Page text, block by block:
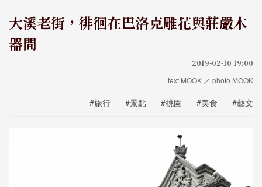
大溪老街，徘徊在巴洛克雕花與莊嚴木
器間
2019-02-10 19:00
text MOOK ／ photo MOOK
#旅行 #景點 #桃園 #美食 #藝文